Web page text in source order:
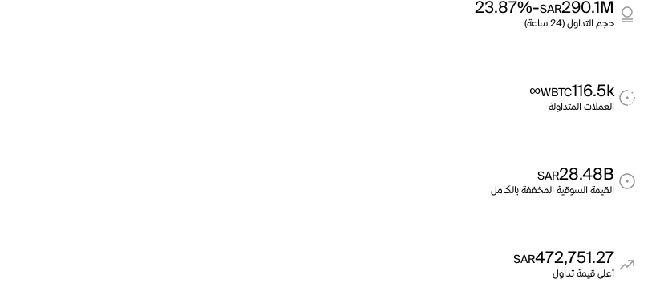
290.1M
SAR
-23.87%
حجم التداول (24 ساعة)
116.5k
WBTC
∞
العملات المتداولة
28.48B
SAR
القيمة السوقية المخففة بالكامل
472,751.27
SAR
أعلى قيمة تداول